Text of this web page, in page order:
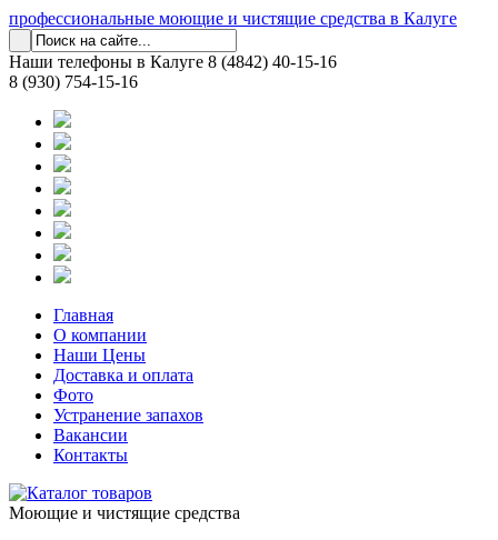
профессиональные моющие и чистящие средства в Калуге
Наши телефоны в Калуге 8 (4842) 40-15-16
8 (930) 754-15-16
Главная
О компании
Наши Цены
Доставка и оплата
Фото
Устранение запахов
Вакансии
Контакты
Моющие и чистящие средства